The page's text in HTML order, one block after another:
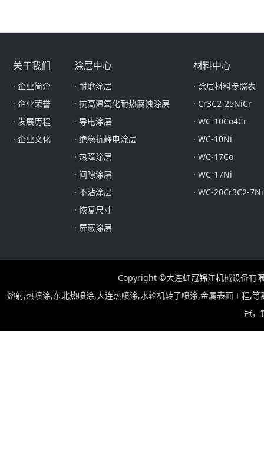
关于我们
· 企业简介
· 企业荣誉
· 发展历程
· 企业文化
涂层中心
· 耐磨涂层
· 抗高温氧化耐热腐蚀涂层
· 导电涂层
· 绝缘抗静电涂层
· 热障涂层
· 间隙涂层
· 不沾涂层
· 恢复尺寸
· 屏蔽涂层
材料中心
· 涂层材料参照表
· Cr3C2-25NiCr
· WC-10Co4Cr
· WC-10Ni
· WC-17Co
· WC-17Ni
· WC-20Cr3C2-7Ni
Copyright ©大连虹冠锦江机械设
熔射,热喷涂,东北热喷涂,大连热喷涂,水轮机转子喷涂,金属表面工程,
冠，